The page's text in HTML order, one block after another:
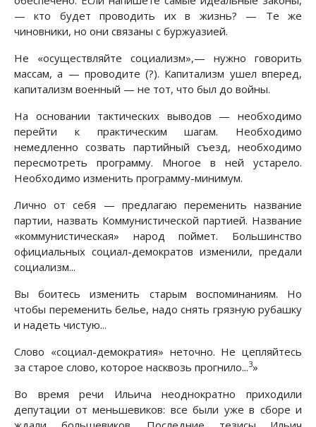
— кто будет проводить их в жизнь? — Те же
чиновники, но они связаны с буржуазией.
Не «осуществляйте социализм»,— нужно говорить
массам, а — проводите (?). Капитализм ушел вперед,
капитализм военный — не тот, что был до войны.
На основании тактических выводов — необходимо
перейти к практическим шагам. Необходимо
немедленно созвать партийный съезд, необходимо
пересмотреть программу. Многое в ней устарело.
Необходимо изменить программу-минимум.
Лично от себя — предлагаю переменить название
партии, назвать Коммунистической партией. Название
«коммунистическая» народ поймет. Большинство
официальных социал-демократов изменили, предали
социализм...
Вы боитесь изменить старым воспоминаниям. Но
чтобы переменить белье, надо снять грязную рубашку
и надеть чистую...
Слово «социал-демократия» неточно. Не цепляйтесь
за старое слово, которое насквозь прогнило...3»
Во время речи Ильича неоднократно приходили
депутации от меньшевиков: все были уже в сборе и